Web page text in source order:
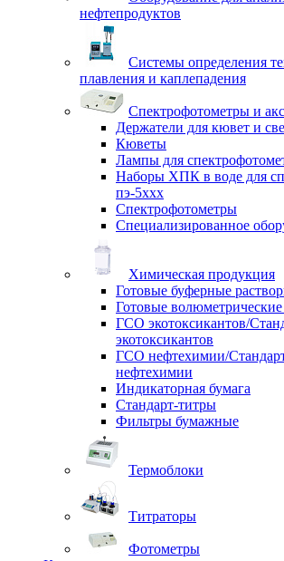
нефтепродуктов
Системы определения
плавления и каплепадения
Спектрофотометры и
Держатели для кювет и
Кюветы
Лампы для
Наборы ХПК в воде для
пэ-5ххх
Спектрофотометры
Специализированное
Химическая продукция
Готовые буферные
Готовые
ГСО экотоксикантов/
экотоксикантов
ГСО нефтехимии/
нефтехимии
Индикаторная бумага
Стандарт-титры
Фильтры бумажные
Термоблоки
Титраторы
Фотометры